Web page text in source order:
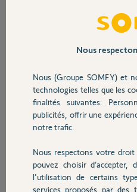
Sécurité
Domotique
Chauffage
mon domotique serenity (3ans)
promoteur de mon appartement.
moi-meme. Somfy-connect.fr m'a
je n'ai pas l'itendifiant ni le mot de
attmt.pdf
210 ko
Anh-Tuan V.
Participer au
Nous
Nous (Groupe SOMFY) et
technologies telles que les
finalités suivantes:
publicités, offrir une
notre trafic.
Nous respectons votre
pouvez choisir
l'utilisation de certains
services proposés par des